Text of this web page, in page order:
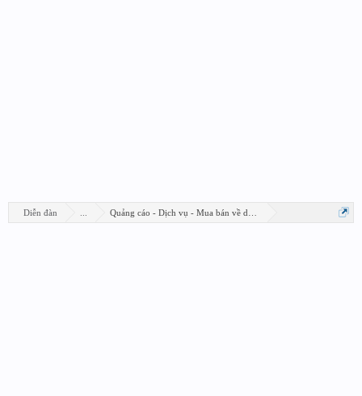
Diễn đàn Quảng cáo - Dịch vụ - Mua bán về design